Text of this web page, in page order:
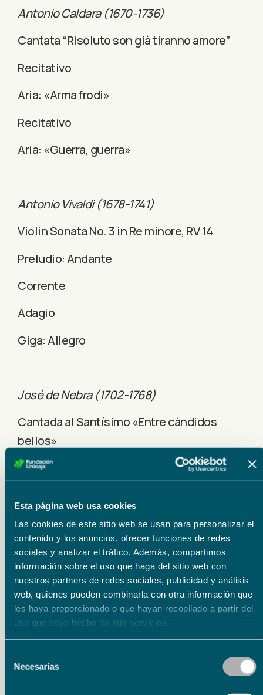
Esta página web usa cookies
Las cookies de este sitio web se usan para personalizar el
contenido y los anuncios, ofrecer funciones de redes
sociales y analizar el tráfico. Además, compartimos
información sobre el uso que haga del sitio web con
nuestros partners de redes sociales, publicidad y análisis
web, quienes pueden combinarla con otra información que
les haya proporcionado o que hayan recopilado a partir del
uso que haya hecho de sus servicios.
Necesarias
Antonio Caldara (1670-1736)
Cantata “Risoluto son già tiranno amore”
Recitativo
Aria: «Arma frodi»
Recitativo
Aria: «Guerra, guerra»
Antonio Vivaldi (1678-1741)
Violin Sonata No. 3 in Re minore, RV 14
Preludio: Andante
Corrente
Adagio
Giga: Allegro
José de Nebra (1702-1768)
Cantada al Santísimo «Entre cándidos
bellos»
Recitativo
Recitativo
– Aria: «Del piélago violento»
Lugar
Precios